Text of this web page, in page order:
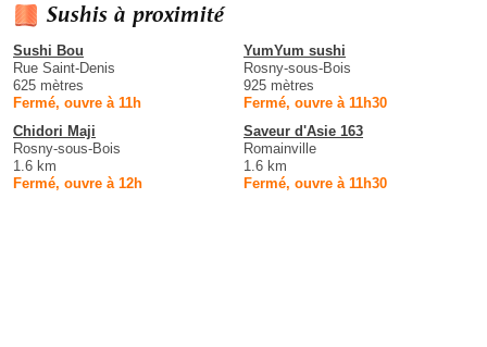
Sushis à proximité
Sushi Bou
Rue Saint-Denis
625 mètres
Fermé, ouvre à 11h
YumYum sushi
Rosny-sous-Bois
925 mètres
Fermé, ouvre à 11h30
Chidori Maji
Rosny-sous-Bois
1.6 km
Fermé, ouvre à 12h
Saveur d'Asie 163
Romainville
1.6 km
Fermé, ouvre à 11h30